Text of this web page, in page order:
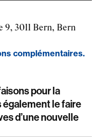
9, 3011 Bern, Bern
complémentaires.
pour la
également le faire
d’une nouvelle